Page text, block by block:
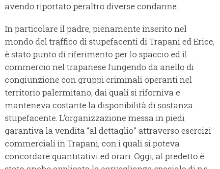
avendo riportato peraltro diverse condanne.
In particolare il padre, pienamente inserito nel
mondo del traffico di stupefacenti di Trapani ed Erice,
è stato punto di riferimento per lo spaccio ed il
commercio nel trapanese fungendo da anello di
congiunzione con gruppi criminali operanti nel
territorio palermitano, dai quali si riforniva e
manteneva costante la disponibilità di sostanza
stupefacente. L’organizzazione messa in piedi
garantiva la vendita “al dettaglio” attraverso esercizi
commerciali in Trapani, con i quali si poteva
concordare quantitativi ed orari. Oggi, al predetto è